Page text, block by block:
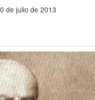
de julio de 2013